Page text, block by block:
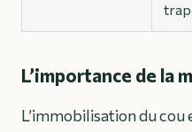
L’importance de la
L’immobilisation du